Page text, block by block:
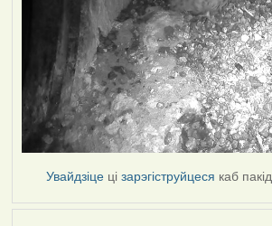
Увайдзіце цізарэгіструйцеся каб